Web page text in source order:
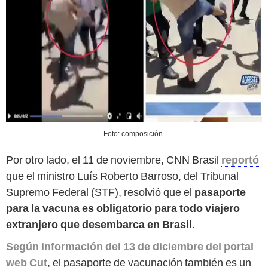
Foto: composición.
Por otro lado, el 11 de noviembre, CNN Brasil reportó
que el ministro Luís Roberto Barroso, del Tribunal
Supremo Federal (STF), resolvió que el pasaporte
para la vacuna es obligatorio para todo viajero
extranjero que desembarca en Brasil.
Según información del 13 de diciembre del portal
web Cut, el pasaporte de vacunación también es un